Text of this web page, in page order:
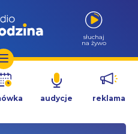
słuchaj
na żywo
audycje reklama